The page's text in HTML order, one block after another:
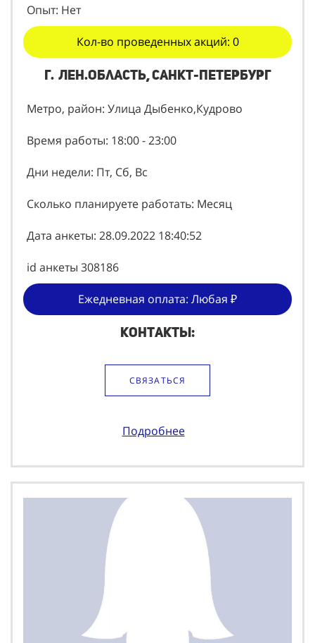
Опыт: Нет
Кол-во проведенных акций: 0
г. Лен.область, Санкт-Петербург
Метро, район: Улица Дыбенко,Кудрово
Время работы: 18:00 - 23:00
Дни недели: Пт, Сб, Вс
Сколько планируете работать: Месяц
Дата анкеты: 28.09.2022 18:40:52
id анкеты 308186
Ежедневная оплата: Любая ₽
Контакты:
СВЯЗАТЬСЯ
Подробнее